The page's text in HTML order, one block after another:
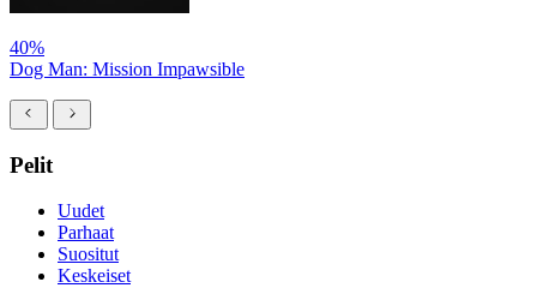
40%
Dog Man: Mission Impawsible
Pelit
Uudet
Parhaat
Suositut
Keskeiset